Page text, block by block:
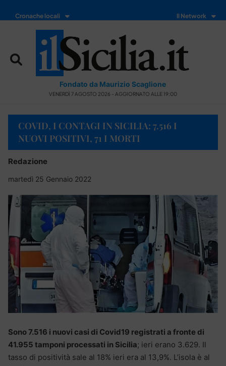
Cronache locali Il Network
Fondato da Maurizio Scaglione
VENERDÌ 7 AGOSTO 2026 - AGGIORNATO ALLE 19:00
COVID, I CONTAGI IN SICILIA: 7.516 I
NUOVI POSITIVI, 71 I MORTI
Redazione
martedì 25 Gennaio 2022
Sono 7.516 i nuovi casi di Covid19 registrati a fronte di
41.955 tamponi processati in Sicilia; ieri erano 3.629. Il
tasso di positività sale al 18% ieri era al 13,9%. L’isola è al